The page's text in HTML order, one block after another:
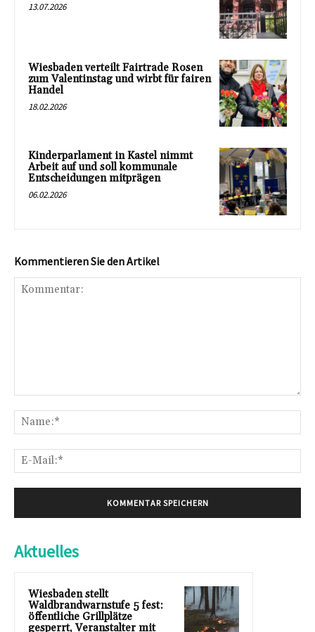
13.07.2026
Wiesbaden verteilt Fairtrade Rosen
zum Valentinstag und wirbt für fairen
Handel
18.02.2026
Kinderparlament in Kastel nimmt
Arbeit auf und soll kommunale
Entscheidungen mitprägen
06.02.2026
Kommentieren Sie den Artikel
Aktuelles
Wiesbaden stellt
Waldbrandwarnstufe 5 fest:
öffentliche Grillplätze
gesperrt, Veranstalter mit